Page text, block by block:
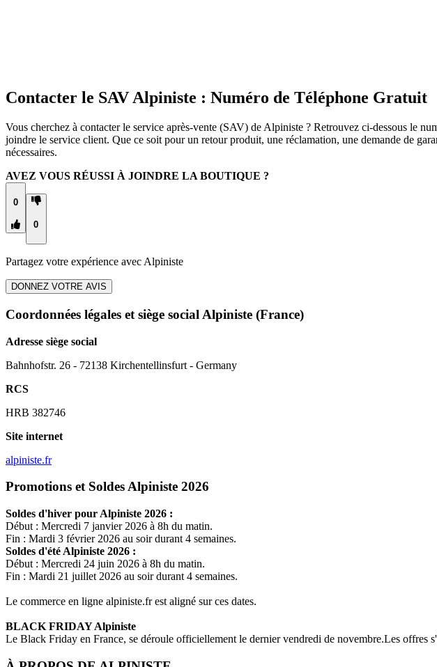
Contacter le SAV Alpiniste : Numéro de Téléphone Gratuit
Vous cherchez à contacter le service après-vente (SAV) de Alpiniste ? Retrouvez ci-dessous le
joindre le service client. Que ce soit pour un retour produit, une réclamation, une demande de
nécessaires.
AVEZ VOUS RÉUSSI À JOINDRE LA BOUTIQUE ?
0
0
Partagez votre expérience avec Alpiniste
DONNEZ VOTRE AVIS
Coordonnées légales et siège social Alpiniste (France)
Adresse siège social
Bahnhofstr. 26 - 72138 Kirchentellinsfurt - Germany
RCS
HRB 382746
Site internet
alpiniste.fr
Promotions et Soldes Alpiniste 2026
Soldes d'hiver pour Alpiniste 2026 :
Début : Mercredi 7 janvier 2026 à 8h du matin.
Fin : Mardi 3 février 2026 au soir durant 4 semaines.
Soldes d'été Alpiniste 2026 :
Début : Mercredi 24 juin 2026 à 8h du matin.
Fin : Mardi 21 juillet 2026 au soir durant 4 semaines.
Le commerce en ligne alpiniste.frest aligné sur ces dates.
BLACK FRIDAYAlpiniste
Le Black Friday en France, se déroule officiellement le dernier vendredi de novembre.Les offres